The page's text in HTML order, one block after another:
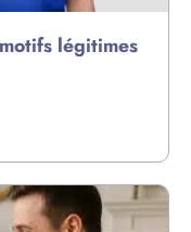
légitimes